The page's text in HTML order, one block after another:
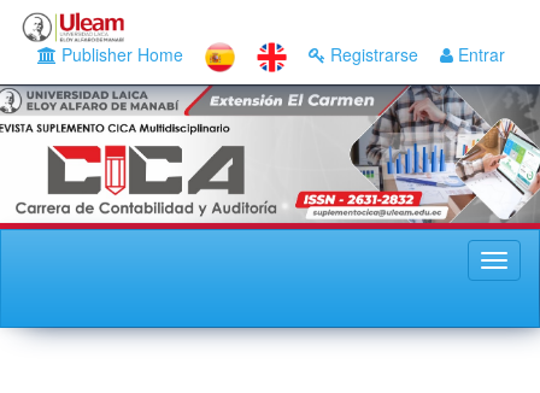
Main
Navigation
Main
Content
Sidebar
Publisher Home Registrarse Entrar